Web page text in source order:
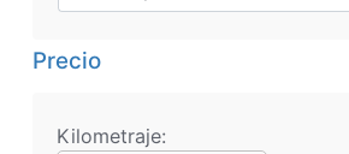
Precio
Kilometraje: